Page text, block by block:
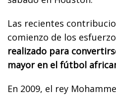
Las recientes
comienzo de los
realizado para
mayor en el fútbol
En 2009, el rey